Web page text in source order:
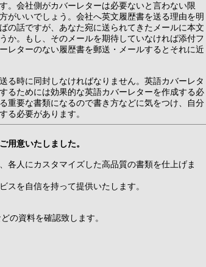
。会社側がカバーレターは必要ないと言わない限
がいいでしょう。会社へ英文履歴書を送る理由を明
の話ですが、あなた宛に送られてきたメールに本文
か。もし、そのメールを期待していなければ添付フ
レターのない履歴書を郵送・メールするとそれに近
る時に同封しなければなりません。英語カバーレタ
るためには効果的な英語カバーレターを作成する必
重要な書類になるので書き方などに気をつけ、自分
る必要があります。
用意いたしました。
各人にカスタマイズした高品質の書類を仕上げま
スを自信を持って提供いたします。
の資料を確認致します。